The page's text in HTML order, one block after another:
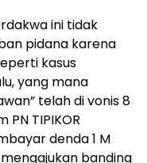
ini tidak
pidana karena
kasus
yang mana
telah di vonis 8
TIPIKOR
denda 1 M
banding